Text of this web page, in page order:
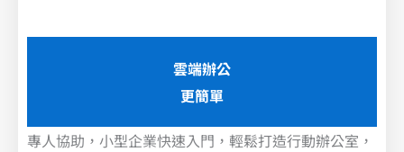
雲端辦公
更簡單
專人協助，小型企業快速入門，輕鬆打造行動辦公室，